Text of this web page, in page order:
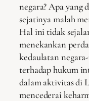
negara? Apa yang
sejatinya malah
Hal ini tidak
menekankan
kedaulatan
terhadap hukum
dalam aktivitas di
mencederai